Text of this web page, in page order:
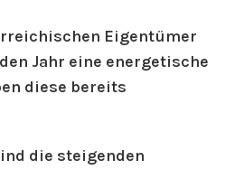
Eigentümer
Jahr eine energetische
diese bereits
die steigenden